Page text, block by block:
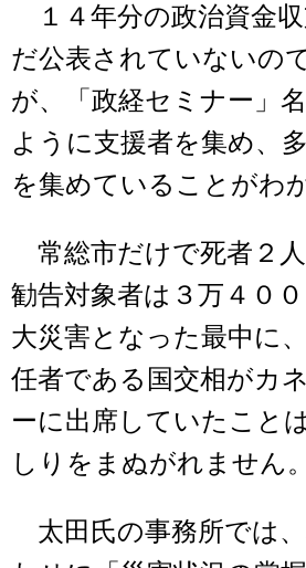
１４年分の政治資金収
だ公表されていないの
が、「政経セミナー」
ように支援者を集め、
を集めていることがわ
常総市だけで死者２
勧告対象者は３万４０
大災害となった最中に
任者である国交相がカ
ーに出席していたこと
しりをまぬがれません。
太田氏の事務所では